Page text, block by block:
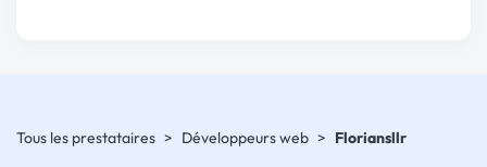
Tous les prestataires > Développeurs web > Floriansllr